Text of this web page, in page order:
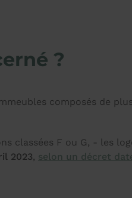
?
composés de
classées F ou G, - les
2023, selon un décret